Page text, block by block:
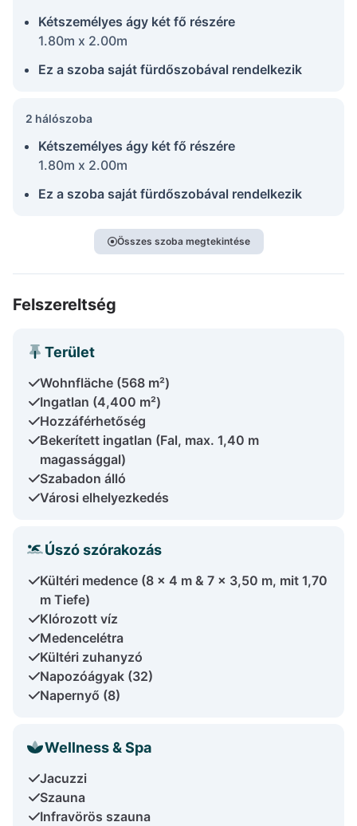
Kétszemélyes ágy két fő részére
1.80m x 2.00m
Ez a szoba saját fürdőszobával rendelkezik
2 hálószoba
Kétszemélyes ágy két fő részére
1.80m x 2.00m
Ez a szoba saját fürdőszobával rendelkezik
Összes szoba megtekintése
Felszereltség
Terület
Wohnfläche (568 m²)
Ingatlan (4,400 m²)
Hozzáférhetőség
Bekerített ingatlan (Fal, max. 1,40 m
magassággal)
Szabadon álló
Városi elhelyezkedés
Úszó szórakozás
Kültéri medence (8 x 4 m & 7 x 3,50 m, mit 1,70
m Tiefe)
Klórozott víz
Medencelétra
Kültéri zuhanyzó
Napozóágyak (32)
Napernyő (8)
Wellness & Spa
Jacuzzi
Szauna
Infravörös szauna